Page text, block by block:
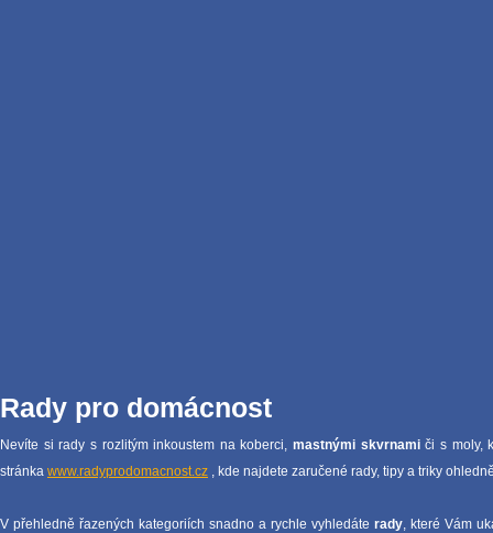
Rady pro domácnost
Nevíte si rady s rozlitým inkoustem na koberci,mastnými skvrnamiči s moly,
stránka www.radyprodomacnost.cz , kde najdete zaručené rady, tipy a triky
V přehledně řazených kategoriích snadno a rychle vyhledáte rady, které Vám